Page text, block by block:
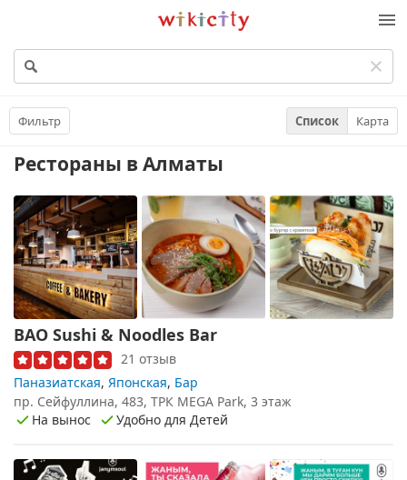
Викисити
Фильтр Список Карта
Рестораны в Алматы
BAO Sushi & Noodles Bar
21 отзыв
Паназиатская, Японская, Бар
пр. Сейфуллина, 483, ТРК MEGA Park, 3 этаж
На вынос
Удобно для Детей